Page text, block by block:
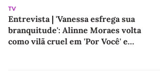
TV
Entrevista | 'Vanessa esfrega sua
branquitude': Alinne Moraes volta
como vilã cruel em 'Por Você' e